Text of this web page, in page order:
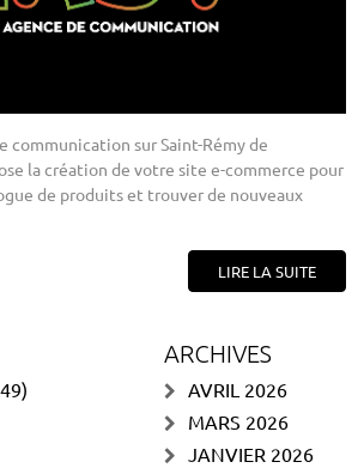
communication sur Saint-Rémy de
la création de votre site e-commerce pour
de produits et trouver de nouveaux
LIRE LA SUITE
ARCHIVES
AVRIL 2026
MARS 2026
JANVIER 2026